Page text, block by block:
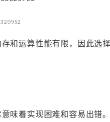
和运算性能有限，因此选
味着实现困难和容易出错